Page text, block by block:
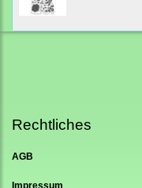
Rechtliches
AGB
Impressum